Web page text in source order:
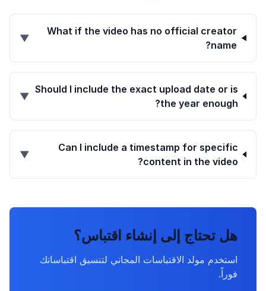
What if the video has no official creator
name?
▼
Should I include the exact upload date or is
the year enough?
▼
Can I include a timestamp for specific
content in the video?
▼
هل تحتاج إلى إنشاء اقتباس؟
استخدم مولد الاقتباسات المجاني لتنسيق اقتباساتك
فوراً.